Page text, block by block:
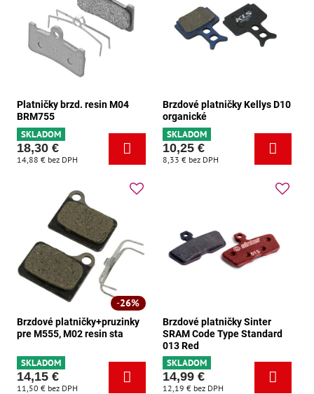
Platničky brzd. resin M04
BRM755
SKLADOM
18,30 €
14,88 € bez DPH
Brzdové platničky Kellys D10
organické
SKLADOM
10,25 €
8,33 € bez DPH
26%
Brzdové platničky+pruzinky
pre M555, M02 resin sta
SKLADOM
14,15 €
11,50 € bez DPH
Brzdové platničky Sinter
SRAM Code Type Standard
013 Red
SKLADOM
14,99 €
12,19 € bez DPH